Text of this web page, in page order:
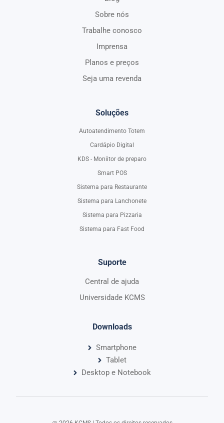
Sobre nós
Trabalhe conosco
Imprensa
Planos e preços
Seja uma revenda
Soluções
Autoatendimento Totem
Cardápio Digital
KDS - Moniitor de preparo
Smart POS
Sistema para Restaurante
Sistema para Lanchonete
Sistema para Pizzaria
Sistema para Fast Food
Suporte
Central de ajuda
Universidade KCMS
Downloads
Smartphone
Tablet
Desktop e Notebook